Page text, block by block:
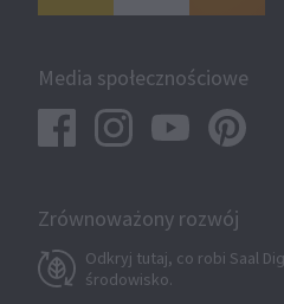
Media społecznościowe
Zrównoważony rozwój
Odkryj tutaj, co robi Saal
środowisko.